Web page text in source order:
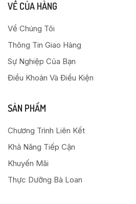
VỀ CỦA HÀNG
Về Chúng Tôi
Thông Tin Giao Hàng
Sự Nghiệp Của Bạn
Điều Khoản Và Điều Kiện
SẢN PHẨM
Chương Trình Liên Kết
Khả Năng Tiếp Cận
Khuyến Mãi
Thực Dưỡng Bà Loan